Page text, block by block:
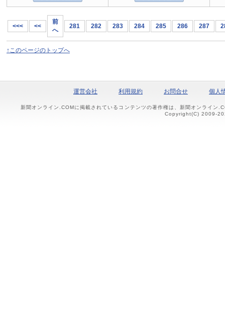
<<< <<
前
へ
281 282 283 284 285 286 287
↑このページのトップへ
運営会社 利用規約 お問合せ 個人
新聞オンライン.COMに掲載されているコンテンツの著作権は、新聞オンライン
Copyright(C) 2009-